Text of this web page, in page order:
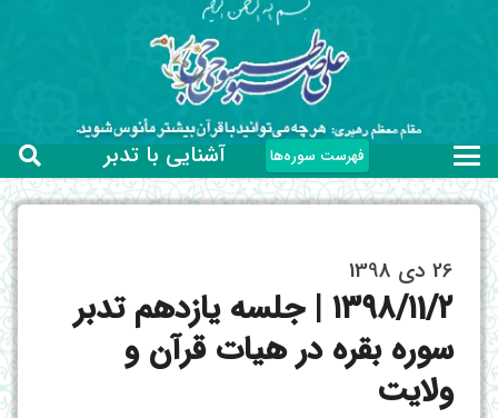
فهرست سوره‌ها آشنایی با تدبر
26 دی 1398
۱۳۹۸/۱1/۲ | جلسه یازدهم تدبر
سوره بقره در هیات قرآن و
ولایت